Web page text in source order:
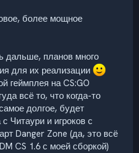
более мощное
дальше, планов много
для их реализации
геймплея на CS:GO
всё то, что когда-то
долгое, будет
Читаури и игроков с
Danger Zone (да, это всё
CS 1.6 с моей сборкой)